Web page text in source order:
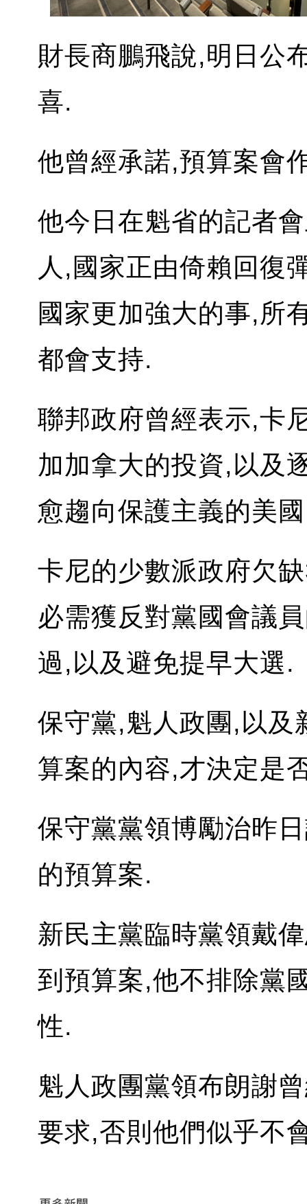
財長商鵬飛說,明日公
喜.
他曾經承諾,預算案會
他今日在魁省的記者
人,國家正由倚賴回復
國家更加強大的事,所
都會支持.
聯邦政府曾經表示,卡
加加拿大的投資,以及
愈趨向保護主義的美
卡尼的少數派政府欠
必需獲反對黨國會議
過,以及避免提早大選.
保守黨,魁人政團,以及
算案的內容,才決定是
保守黨黨領博勵治昨
的預算案.
新民主黨臨時黨領戴
到預算案,他不排除黨
性.
魁人政團黨領布朗謝
要求,否則他們似乎不